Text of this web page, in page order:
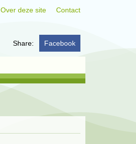
Over deze site Contact
Share: Facebook